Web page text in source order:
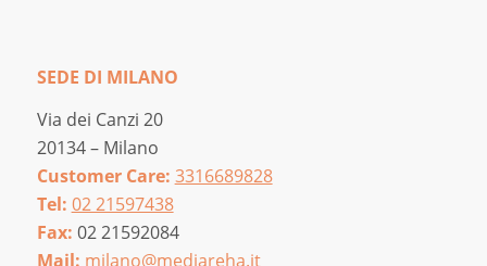
SEDE DI MILANO
Via dei Canzi 20
20134 – Milano
Customer Care: 3316689828
Tel: 02 21597438
Fax: 02 21592084
Mail: milano@mediareha.it